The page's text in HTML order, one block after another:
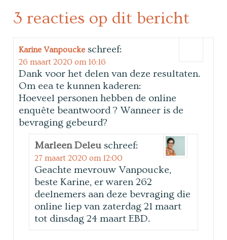
3 reacties op dit bericht
Karine Vanpoucke schreef:
26 maart 2020 om 16:16
Dank voor het delen van deze resultaten.
Om eea te kunnen kaderen:
Hoeveel personen hebben de online
enquête beantwoord ? Wanneer is de
bevraging gebeurd?
Marleen Deleu schreef:
27 maart 2020 om 12:00
Geachte mevrouw Vanpoucke,
beste Karine, er waren 262
deelnemers aan deze bevraging die
online liep van zaterdag 21 maart
tot dinsdag 24 maart EBD.